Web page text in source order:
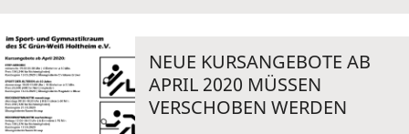
NEUE KURSANGEBOTE AB
APRIL 2020 MÜSSEN
VERSCHOBEN WERDEN